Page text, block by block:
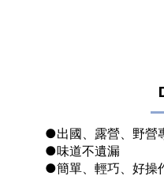
●出國、露營、野營
●味道不遺漏
●簡單、輕巧、好操